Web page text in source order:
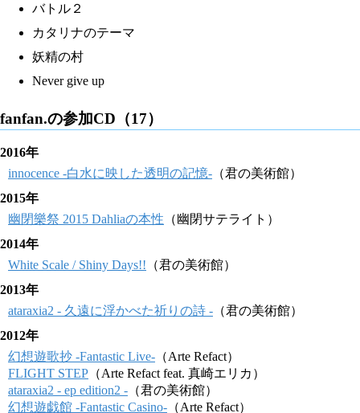
バトル２
カタリナのテーマ
妖精の村
Never give up
fanfan.の参加CD（17）
2016年
innocence -白水に映した透明の記憶- （君の美術館）
2015年
幽閉樂祭 2015 Dahliaの本性 （幽閉サテライト）
2014年
White Scale / Shiny Days!! （君の美術館）
2013年
ataraxia2 - 久遠に浮かべた祈りの詩 - （君の美術館）
2012年
幻想遊歌抄 -Fantastic Live- （Arte Refact）
FLIGHT STEP （Arte Refact feat. 真崎エリカ）
ataraxia2 - ep edition2 - （君の美術館）
幻想遊戯館 -Fantastic Casino- （Arte Refact）